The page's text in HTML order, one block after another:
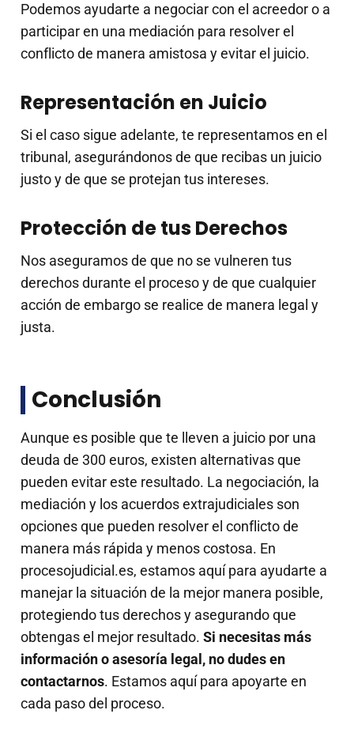
Podemos ayudarte a negociar con el acreedor o a
participar en una mediación para resolver el
conflicto de manera amistosa y evitar el juicio.
Representación en Juicio
Si el caso sigue adelante, te representamos en el
tribunal, asegurándonos de que recibas un juicio
justo y de que se protejan tus intereses.
Protección de tus Derechos
Nos aseguramos de que no se vulneren tus
derechos durante el proceso y de que cualquier
acción de embargo se realice de manera legal y
justa.
Conclusión
Aunque es posible que te lleven a juicio por una
deuda de 300 euros, existen alternativas que
pueden evitar este resultado. La negociación, la
mediación y los acuerdos extrajudiciales son
opciones que pueden resolver el conflicto de
manera más rápida y menos costosa. En
procesojudicial.es, estamos aquí para ayudarte a
manejar la situación de la mejor manera posible,
protegiendo tus derechos y asegurando que
obtengas el mejor resultado. Si necesitas más
información o asesoría legal, no dudes en
contactarnos. Estamos aquí para apoyarte en
cada paso del proceso.